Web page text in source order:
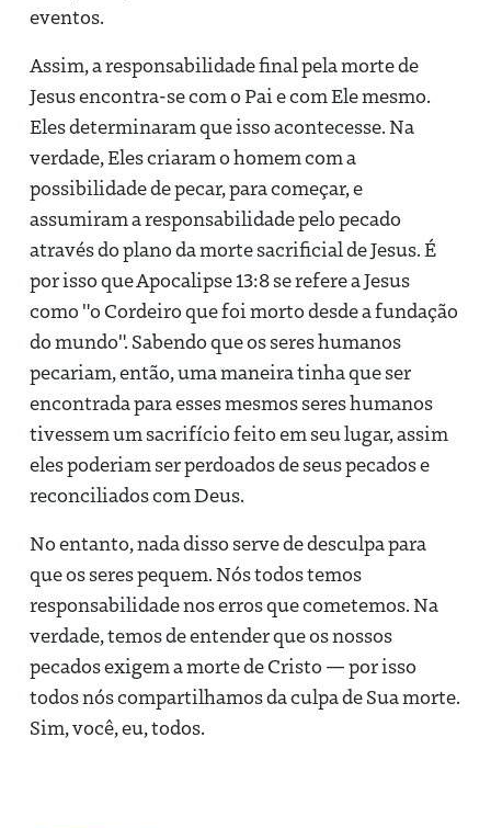
eventos.
Assim, a responsabilidade final pela morte de
Jesus encontra-se com o Pai e com Ele mesmo.
Eles determinaram que isso acontecesse. Na
verdade, Eles criaram o homem com a
possibilidade de pecar, para começar, e
assumiram a responsabilidade pelo pecado
através do plano da morte sacrificial de Jesus. É
por isso que Apocalipse 13:8 se refere a Jesus
como "o Cordeiro que foi morto desde a fundação
do mundo". Sabendo que os seres humanos
pecariam, então, uma maneira tinha que ser
encontrada para esses mesmos seres humanos
tivessem um sacrifício feito em seu lugar, assim
eles poderiam ser perdoados de seus pecados e
reconciliados com Deus.
No entanto, nada disso serve de desculpa para
que os seres pequem. Nós todos temos
responsabilidade nos erros que cometemos. Na
verdade, temos de entender que os nossos
pecados exigem a morte de Cristo — por isso
todos nós compartilhamos da culpa de Sua morte.
Sim, você, eu, todos.